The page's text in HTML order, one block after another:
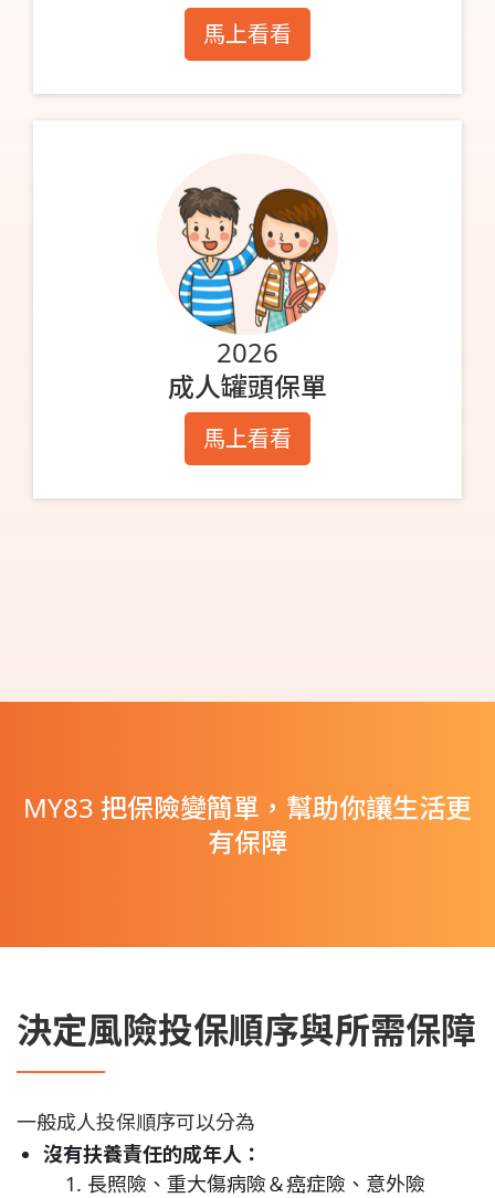
馬上看看
2026
成人罐頭保單
馬上看看
MY83 把保險變簡單，幫助你讓生活更
有保障
決定風險投保順序與所需保障
一般成人投保順序可以分為
沒有扶養責任的成年人：
長照險、重大傷病險＆癌症險、意外險